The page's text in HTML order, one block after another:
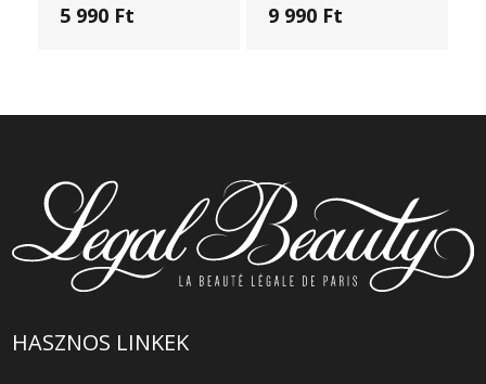
5 990 Ft 9 990 Ft
HASZNOS LINKEK